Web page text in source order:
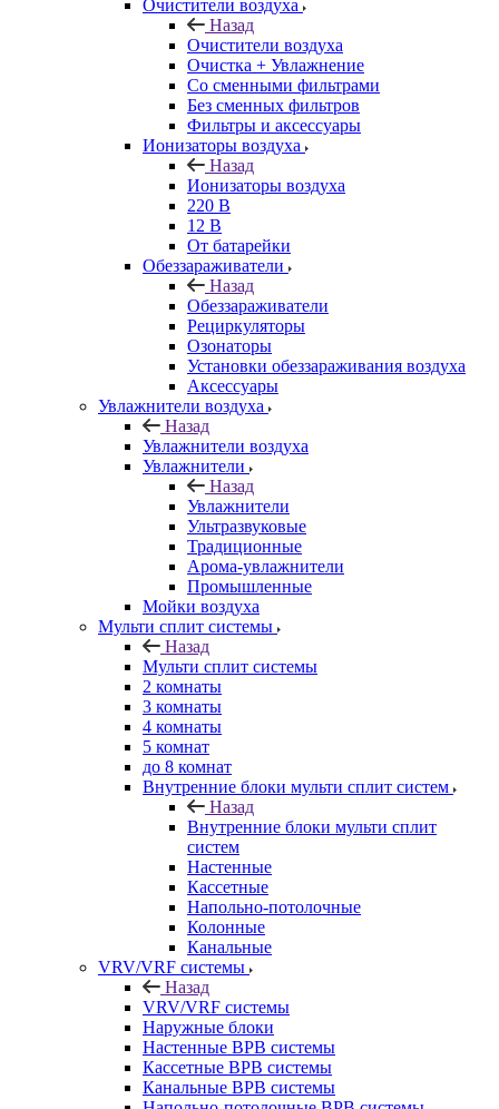
Очистители воздуха
Назад
Очистители воздуха
Очистка + Увлажнение
Cо сменными фильтрами
Без сменных фильтров
Фильтры и аксессуары
Ионизаторы воздуха
Назад
Ионизаторы воздуха
220 В
12 В
От батарейки
Обеззараживатели
Назад
Обеззараживатели
Рециркуляторы
Озонаторы
Установки обеззараживания воздуха
Аксессуары
Увлажнители воздуха
Назад
Увлажнители воздуха
Увлажнители
Назад
Увлажнители
Ультразвуковые
Традиционные
Арома-увлажнители
Промышленные
Мойки воздуха
Мульти сплит системы
Назад
Мульти сплит системы
2 комнаты
3 комнаты
4 комнаты
5 комнат
до 8 комнат
Внутренние блоки мульти сплит систем
Назад
Внутренние блоки мульти сплит
систем
Настенные
Кассетные
Напольно-потолочные
Колонные
Канальные
VRV/VRF системы
Назад
VRV/VRF системы
Наружные блоки
Настенные ВРВ системы
Кассетные ВРВ системы
Канальные ВРВ системы